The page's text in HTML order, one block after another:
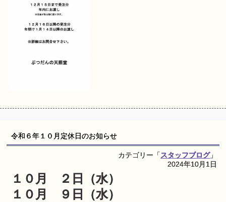
令和６年１０月定休日のお知らせ
カテゴリー「スタッフブログ」
2024年10月1日
１０月 ２日（水）
１０月 ９日（水）